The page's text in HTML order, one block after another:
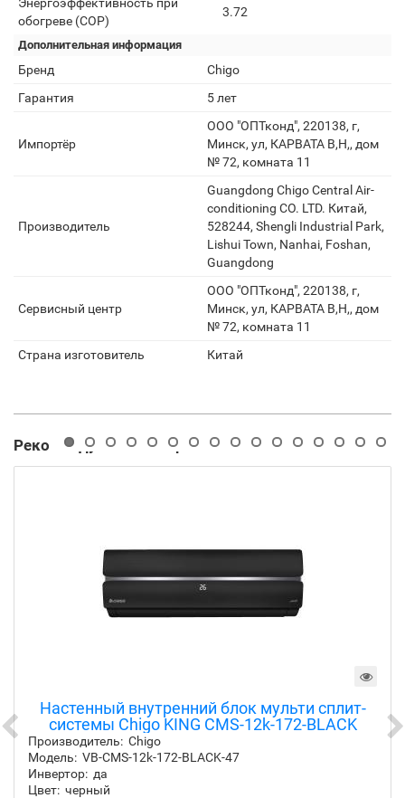
обогреве (COP)
3.72
Дополнительная информация
Бренд
Chigo
Гарантия
5 лет
Импортёр
ООО "ОПТконд", 220138, г,
Минск, ул, КАРВАТА В,Н,, дом
№ 72, комната 11
Производитель
Guangdong Chigo Central Air-
conditioning CO. LTD. Китай,
528244, Shengli Industrial Park,
Lishui Town, Nanhai, Foshan,
Guangdong
Сервисный центр
ООО "ОПТконд", 220138, г,
Минск, ул, КАРВАТА В,Н,, дом
№ 72, комната 11
Страна изготовитель
Китай
Рекомендуемые товары
Настенный внутренний блок мульти сплит-
системы Chigo KING CMS-12k-172-BLACK
Производитель: Chigo
Модель: VB-CMS-12k-172-BLACK-47
Инвертор: да
Цвет: черный